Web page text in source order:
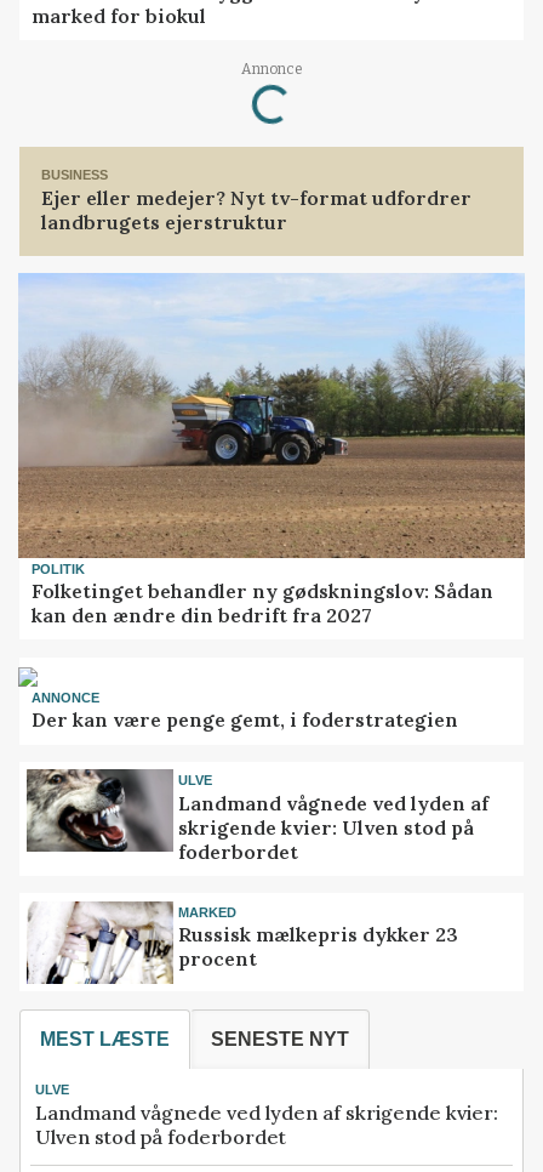
marked for biokul
Annonce
Loading...
BUSINESS
Ejer eller medejer? Nyt tv-format udfordrer
landbrugets ejerstruktur
POLITIK
Folketinget behandler ny gødskningslov: Sådan
kan den ændre din bedrift fra 2027
ANNONCE
Der kan være penge gemt, i foderstrategien
ULVE
Landmand vågnede ved lyden af
skrigende kvier: Ulven stod på
foderbordet
MARKED
Russisk mælkepris dykker 23
procent
MEST LÆSTE SENESTE NYT
ULVE
Landmand vågnede ved lyden af skrigende kvier:
Ulven stod på foderbordet